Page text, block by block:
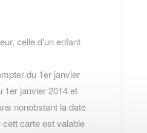
celle d'un enfant
du 1er janvier
1er janvier 2014 et
nonobstant la date
carte est valable